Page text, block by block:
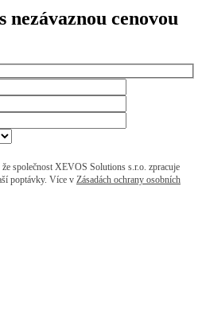
cenovou
společnost XEVOS Solutions s.r.o. zpracuje
poptávky. Více v Zásadách ochrany osobních